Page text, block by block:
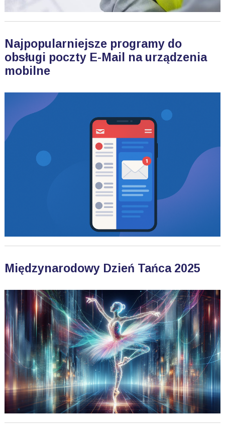
Najpopularniejsze programy do
obsługi poczty E-Mail na urządzenia
mobilne
Międzynarodowy Dzień Tańca 2025